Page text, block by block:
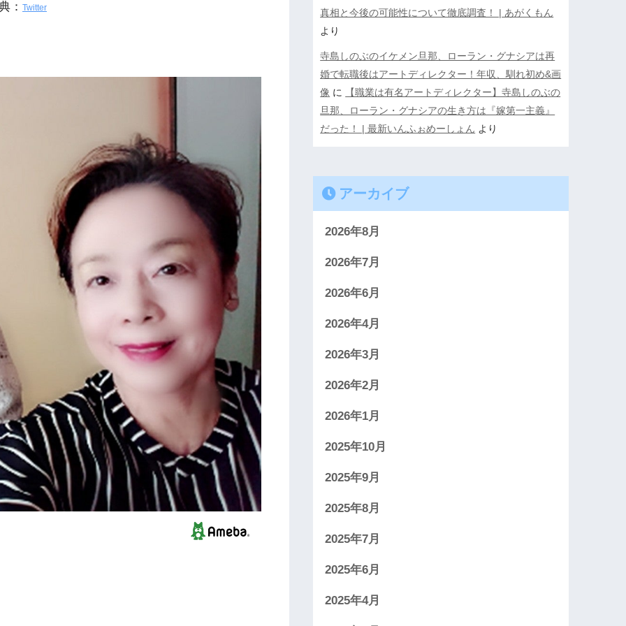
： Twitter
真相と今後の可能性について徹底調査！ | あがくもん
より
寺島しのぶのイケメン旦那、ローラン・グナシアは再
婚で転職後はアートディレクター！年収、馴れ初め&画
像 に
【職業は有名アートディレクター】寺島しのぶの
旦那、ローラン・グナシアの生き方は『嫁第一主義』
だった！ | 最新いんふぉめーしょん より
アーカイブ
2026年8月
2026年7月
2026年6月
2026年4月
2026年3月
2026年2月
2026年1月
2025年10月
2025年9月
2025年8月
2025年7月
2025年6月
2025年4月